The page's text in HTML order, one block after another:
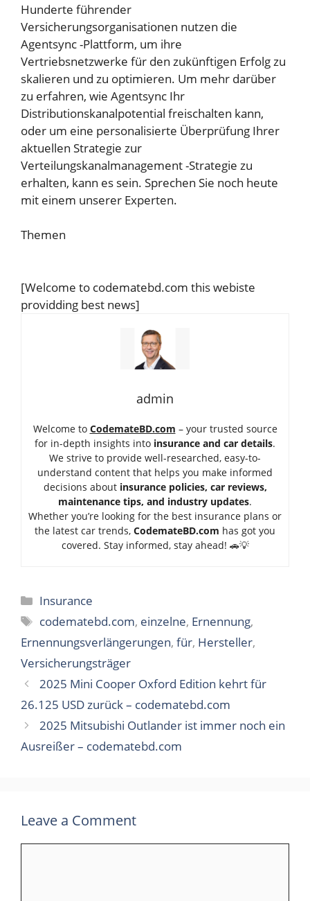
Hunderte führender
Versicherungsorganisationen nutzen die
Agentsync -Plattform, um ihre
Vertriebsnetzwerke für den zukünftigen Erfolg zu
skalieren und zu optimieren. Um mehr darüber
zu erfahren, wie Agentsync Ihr
Distributionskanalpotential freischalten kann,
oder um eine personalisierte Überprüfung Ihrer
aktuellen Strategie zur
Verteilungskanalmanagement -Strategie zu
erhalten, kann es sein. Sprechen Sie noch heute
mit einem unserer Experten.
Themen
[Welcome to codematebd.com this webiste
providding best news]
admin
Welcome to CodemateBD.com – your trusted source
for in-depth insights into insurance and car details.
We strive to provide well-researched, easy-to-
understand content that helps you make informed
decisions about insurance policies, car reviews,
maintenance tips, and industry updates.
Whether you’re looking for the best insurance plans or
the latest car trends, CodemateBD.com has got you
covered. Stay informed, stay ahead! 🚗💡
Categories
Insurance
Tags
codematebd.com, einzelne, Ernennung,
Ernennungsverlängerungen, für, Hersteller,
Versicherungsträger
2025 Mini Cooper Oxford Edition kehrt für
26.125 USD zurück – codematebd.com
2025 Mitsubishi Outlander ist immer noch ein
Ausreißer – codematebd.com
Leave a Comment